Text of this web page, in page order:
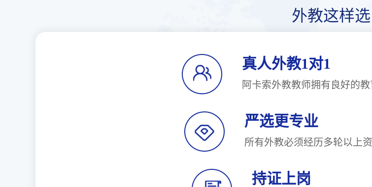
外教这样选
真人外教1对1
阿卡索外教教师拥有良好的
严选更专业
所有外教必须经历多轮以
持证上岗